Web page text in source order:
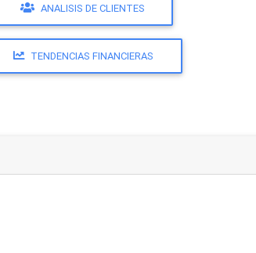
ANALISIS DE CLIENTES
TENDENCIAS FINANCIERAS